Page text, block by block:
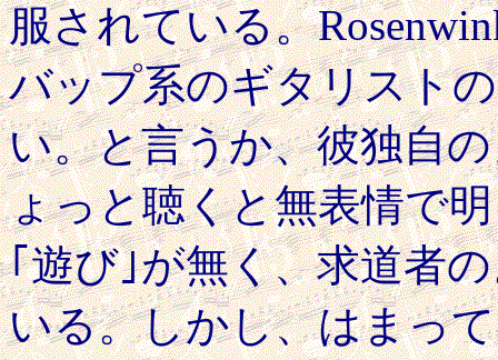
服されている。
バップ系のギタリスト
い。と言うか、彼独自
ょっと聴くと無表情で
｢遊び｣が無く、求道者
いる。しかし、はまっ